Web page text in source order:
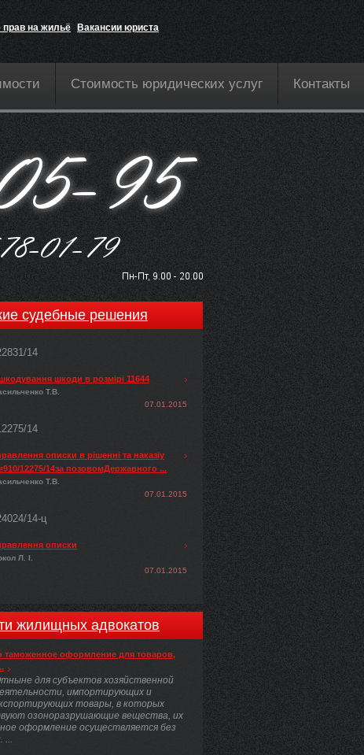
прав на жильё Вакансии юриста
Стоимость юридических услуг Контакты
судебные решения
14
шкоди в розмірі 11644
Т.В.
07.01.2015
14
описки в рішенні та наказіу
12275/14за позовомДержавного ...
Т.В.
07.01.2015
14-ц
описки
Л. І.
07.01.2015
жилищных адвокатов
таможенное оформление для товаров,
для субъектов хозяйственной
импортирующих и
товары, в которых
озоноразрушающие вещества, их
оформление осуществляется без